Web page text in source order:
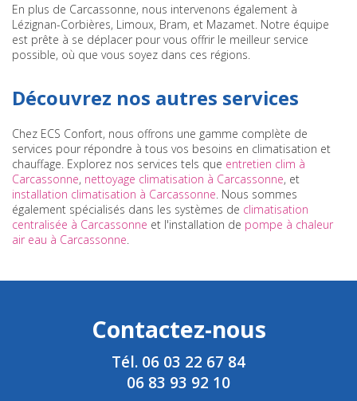
En plus de Carcassonne, nous intervenons également à
Lézignan-Corbières, Limoux, Bram, et Mazamet. Notre équipe
est prête à se déplacer pour vous offrir le meilleur service
possible, où que vous soyez dans ces régions.
Découvrez nos autres services
Chez ECS Confort, nous offrons une gamme complète de
services pour répondre à tous vos besoins en climatisation et
chauffage. Explorez nos services tels que entretien clim à
Carcassonne, nettoyage climatisation à Carcassonne, et
installation climatisation à Carcassonne. Nous sommes
également spécialisés dans les systèmes de climatisation
centralisée à Carcassonne et l'installation de pompe à chaleur
air eau à Carcassonne.
Contactez-nous
Tél. 06 03 22 67 84
06 83 93 92 10